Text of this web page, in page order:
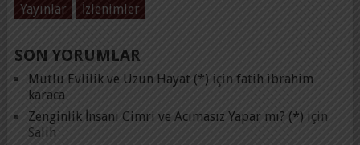
Yayınlar
İzlenimler
SON YORUMLAR
Mutlu Evlilik ve Uzun Hayat (*) için fatih ibrahim
karaca
Zenginlik İnsanı Cimri ve Acımasız Yapar mı? (*) için
Salih